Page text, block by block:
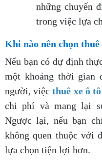
những chuyến
trong việc lựa
Khi nào nên chọn
Nếu bạn có dự định
một khoảng thời gian
người, việcthuê xe ô
chi phí và mang lại
Ngược lại, nếu bạn
không quen thuộc với
lựa chọn tiện lợi hơn.